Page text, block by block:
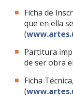
Ficha de
que en ella
(
Partitura
de ser obra
Ficha
(